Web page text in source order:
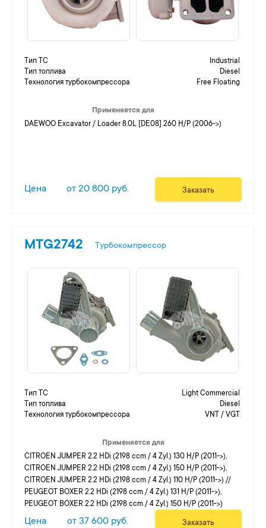
Тип ТС
Industrial
Тип топлива
Diesel
Технология турбокомпрессора
Free Floating
Применяется для
DAEWOO Excavator / Loader 8.0L [DE08] 260 H/P (2006->)
Цена от 20 800 руб. Заказать
MTG2742 Турбокомпрессор
Тип ТС
Light Commercial
Тип топлива
Diesel
Технология турбокомпрессора
VNT / VGT
Применяется для
CITROEN JUMPER 2.2 HDi (2198 ccm / 4 Zyl.) 130 H/P (2011->),
CITROEN JUMPER 2.2 HDi (2198 ccm / 4 Zyl.) 150 H/P (2011->),
CITROEN JUMPER 2.2 HDi (2198 ccm / 4 Zyl.) 110 H/P (2011->) //
PEUGEOT BOXER 2.2 HDi (2198 ccm / 4 Zyl.) 131 H/P (2011->),
PEUGEOT BOXER 2.2 HDi (2198 ccm / 4 Zyl.) 150 H/P (2011->)
Цена от 37 600 руб. Заказать